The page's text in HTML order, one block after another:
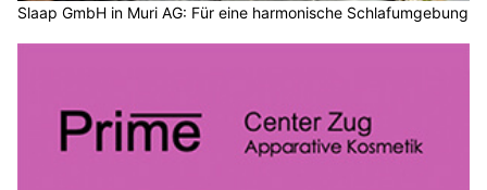
Slaap GmbH in Muri AG: Für eine harmonische Schlafumgebung